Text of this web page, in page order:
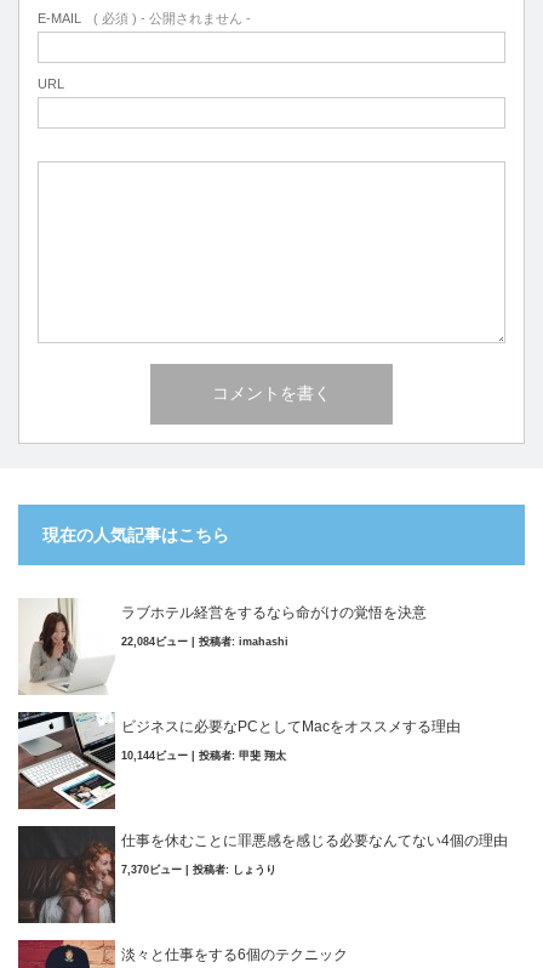
E-MAIL ( 必須 ) - 公開されません -
URL
現在の人気記事はこちら
ラブホテル経営をするなら命がけの覚悟を決意
22,084ビュー 投稿者: imahashi
ビジネスに必要なPCとしてMacをオススメする理由
10,144ビュー 投稿者: 甲斐 翔太
仕事を休むことに罪悪感を感じる必要なんてない4個の理由
7,370ビュー 投稿者: しょうり
淡々と仕事をする6個のテクニック